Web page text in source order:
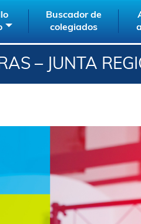
Buscador de
colegiados
– JUNTA